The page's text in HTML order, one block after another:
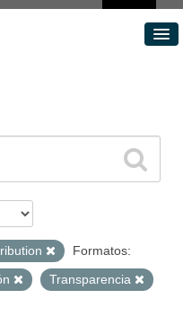
Formatos:
Transparencia